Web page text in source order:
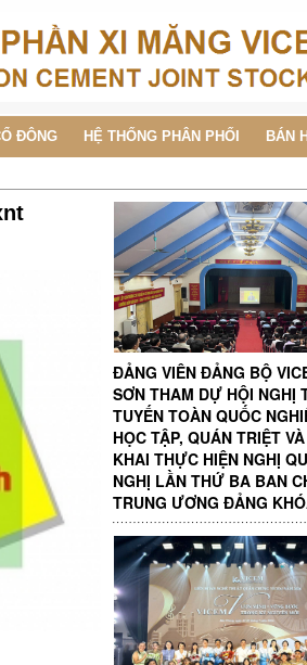
ĐÔNG HỆ THỐNG PHÂN PHỐI BÁN
ĐẢNG VIÊN ĐẢNG BỘ
SƠN THAM DỰ HỘI NGHỊ
TUYẾN TOÀN QUỐC
HỌC TẬP, QUÁN TRIỆT
KHAI THỰC HIỆN NGHỊ
NGHỊ LẦN THỨ BA BAN
TRUNG ƯƠNG ĐẢNG